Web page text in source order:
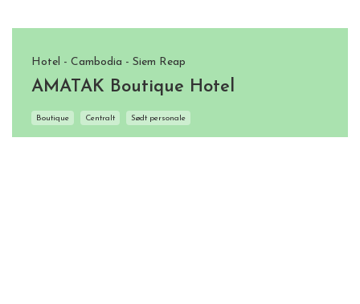
Hotel - Cambodia - Siem Reap
AMATAK Boutique Hotel
Boutique Centralt Sødt personale